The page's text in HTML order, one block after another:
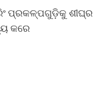
ପ୍ରକଳ୍ପଗୁଡ଼ିକୁ ଶୀଘ୍ର
କରେ